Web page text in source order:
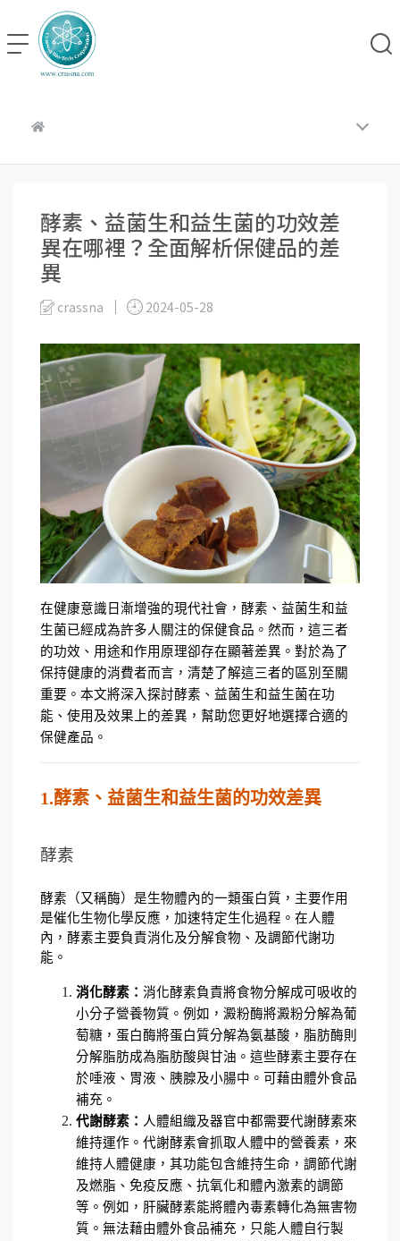
酵素、益菌生和益生菌的功效差
異在哪裡？全面解析保健品的差
異
crassna 2024-05-28
在健康意識日漸增強的現代社會，酵素、益菌生和益
生菌已經成為許多人關注的保健食品。然而，這三者
的功效、用途和作用原理卻存在顯著差異。對於為了
保持健康的消費者而言，清楚了解這三者的區別至關
重要。本文將深入探討酵素、益菌生和益生菌在功
能、使用及效果上的差異，幫助您更好地選擇合適的
保健產品。
1.酵素、益菌生和益生菌的功效差異
酵素
酵素（又稱酶）是生物體內的一類蛋白質，主要作用
是催化生物化學反應，加速特定生化過程。在人體
內，酵素主要負責消化及分解食物、及調節代謝功
能。
消化酵素： 消化酵素負責將食物分解成可吸收的
小分子營養物質。例如，澱粉酶將澱粉分解為葡
萄糖，蛋白酶將蛋白質分解為氨基酸，脂肪酶則
分解脂肪成為脂肪酸與甘油。這些酵素主要存在
於唾液、胃液、胰腺及小腸中。可藉由體外食品
補充。
代謝酵素： 人體組織及器官中都需要代謝酵素來
維持運作。代謝酵素會抓取人體中的營養素，來
維持人體健康，其功能包含維持生命，調節代謝
及燃脂、免疫反應、抗氧化和體內激素的調節
等。例如，肝臟酵素能將體內毒素轉化為無害物
質。無法藉由體外食品補充，只能人體自行製